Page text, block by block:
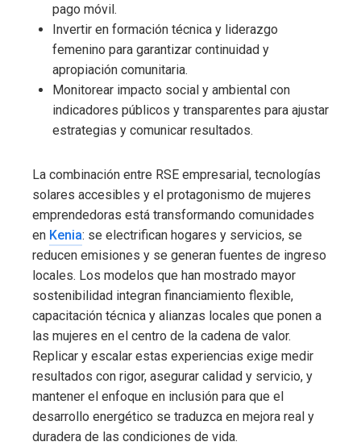
pago móvil.
Invertir en formación técnica y liderazgo
femenino para garantizar continuidad y
apropiación comunitaria.
Monitorear impacto social y ambiental con
indicadores públicos y transparentes para ajustar
estrategias y comunicar resultados.
La combinación entre RSE empresarial, tecnologías
solares accesibles y el protagonismo de mujeres
emprendedoras está transformando comunidades
en Kenia: se electrifican hogares y servicios, se
reducen emisiones y se generan fuentes de ingreso
locales. Los modelos que han mostrado mayor
sostenibilidad integran financiamiento flexible,
capacitación técnica y alianzas locales que ponen a
las mujeres en el centro de la cadena de valor.
Replicar y escalar estas experiencias exige medir
resultados con rigor, asegurar calidad y servicio, y
mantener el enfoque en inclusión para que el
desarrollo energético se traduzca en mejora real y
duradera de las condiciones de vida.